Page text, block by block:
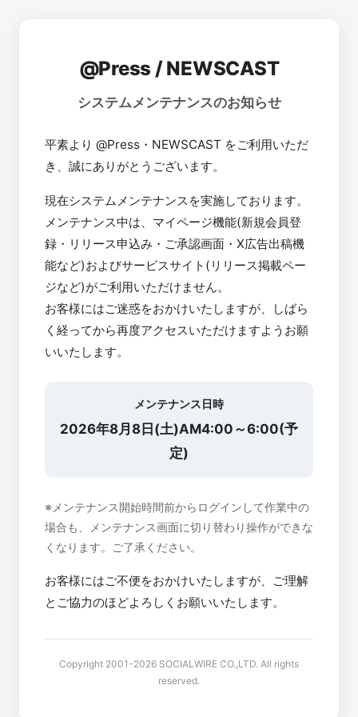
@Press / NEWSCAST
システムメンテナンスのお知らせ
平素より @Press・NEWSCAST をご利用いただ
き、誠にありがとうございます。
現在システムメンテナンスを実施しております。
メンテナンス中は、マイページ機能(新規会員登
録・リリース申込み・ご承認画面・X広告出稿機
能など)およびサービスサイト(リリース掲載ペー
ジなど)がご利用いただけません。
お客様にはご迷惑をおかけいたしますが、しばら
く経ってから再度アクセスいただけますようお願
いいたします。
メンテナンス日時
2026年8月8日(土)AM4:00～6:00(予
定)
※メンテナンス開始時間前からログインして作業中の
場合も、メンテナンス画面に切り替わり操作ができな
くなります。ご了承ください。
お客様にはご不便をおかけいたしますが、ご理解
とご協力のほどよろしくお願いいたします。
Copyright 2001-2026 SOCIALWIRE CO.,LTD. All rights
reserved.